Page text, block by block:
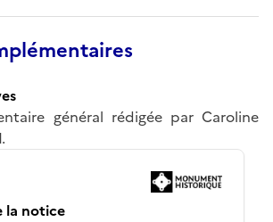
général rédigée par Caroline
la notice